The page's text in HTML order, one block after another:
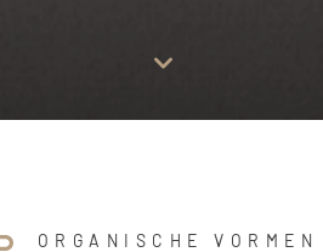
Scroll
ORGANISCHE VORMEN